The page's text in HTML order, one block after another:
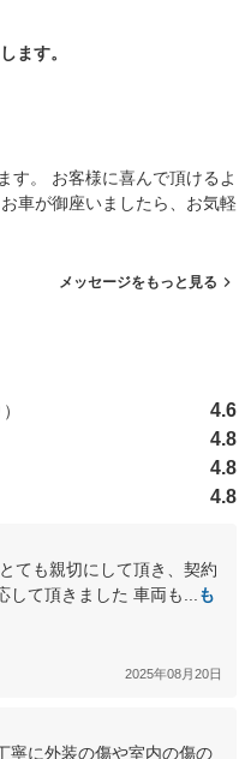
ます。
す。 お客様に喜んで頂けるよ
車が御座いましたら、お気軽
メッセージをもっと見る
）
4.6
4.8
4.8
4.8
ても親切にして頂き、契約
て頂きました 車両も...
も
2025年08月20日
寧に外装の傷や室内の傷の